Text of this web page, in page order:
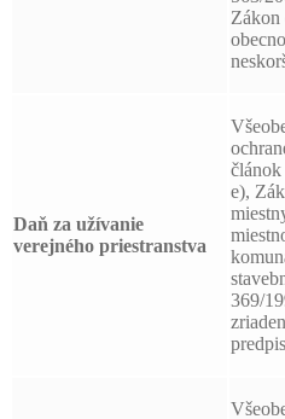
Zákon
Daň za užívanie
verejného priestranstva
článok
e),
369/